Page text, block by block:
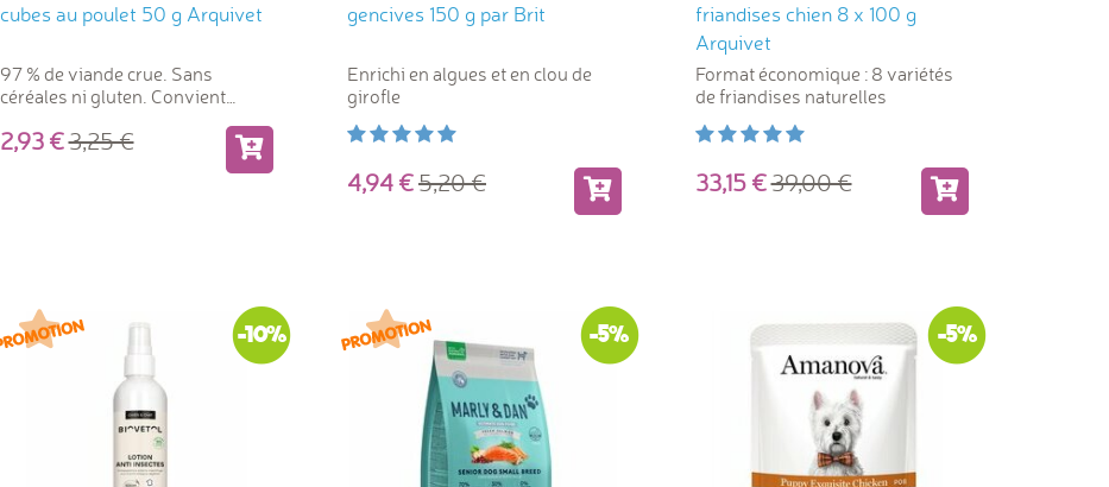
cubes au poulet 50 g Arquivet
97 % de viande crue. Sans
céréales ni gluten. Convient
2,933,25
gencives 150 g par Brit
Enrichi en algues et en clou de
girofle
4,945,20
friandises chien 8 x 100 g
Arquivet
Format économique : 8 variétés
de friandises naturelles
33,1539,00
-10% -5% -5%